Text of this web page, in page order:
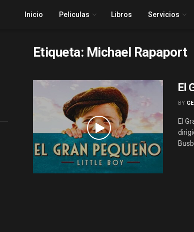
Inicio Peliculas Libros Servicios
Etiqueta: Michael Rapaport
El
BY
El